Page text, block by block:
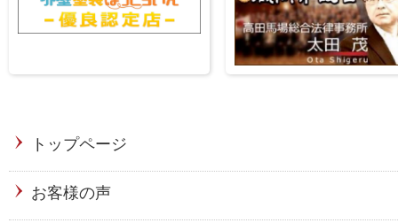
トップページ
お客様の声